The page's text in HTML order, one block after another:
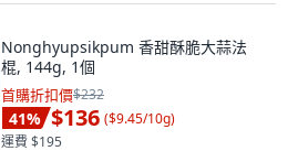
Nonghyupsikpum 香甜酥脆大蒜法
棍, 144g, 1個
首購折扣價$232
41% $136 ($9.45/10g)
運費 $195